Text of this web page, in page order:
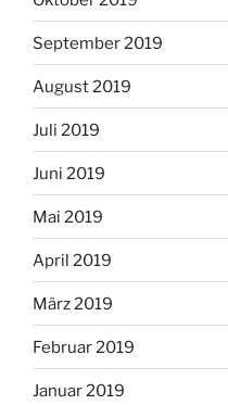
September 2019
August 2019
Juli 2019
Juni 2019
Mai 2019
April 2019
März 2019
Februar 2019
Januar 2019